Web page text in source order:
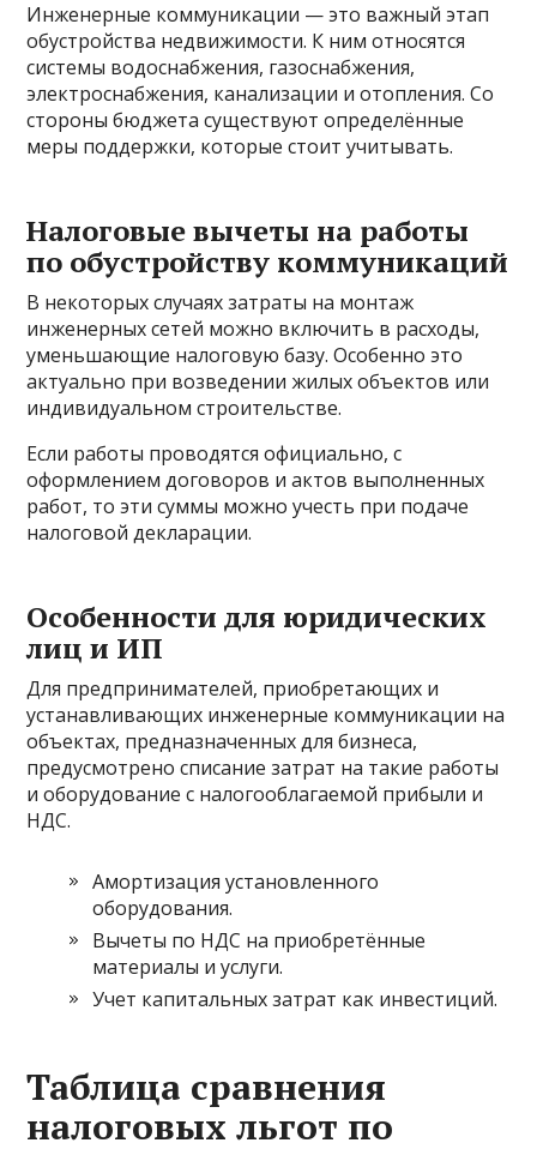
Инженерные коммуникации — это важный этап
обустройства недвижимости. К ним относятся
системы водоснабжения, газоснабжения,
электроснабжения, канализации и отопления. Со
стороны бюджета существуют определённые
меры поддержки, которые стоит учитывать.
Налоговые вычеты на работы
по обустройству коммуникаций
В некоторых случаях затраты на монтаж
инженерных сетей можно включить в расходы,
уменьшающие налоговую базу. Особенно это
актуально при возведении жилых объектов или
индивидуальном строительстве.
Если работы проводятся официально, с
оформлением договоров и актов выполненных
работ, то эти суммы можно учесть при подаче
налоговой декларации.
Особенности для юридических
лиц и ИП
Для предпринимателей, приобретающих и
устанавливающих инженерные коммуникации на
объектах, предназначенных для бизнеса,
предусмотрено списание затрат на такие работы
и оборудование с налогооблагаемой прибыли и
НДС.
Амортизация установленного
оборудования.
Вычеты по НДС на приобретённые
материалы и услуги.
Учет капитальных затрат как инвестиций.
Таблица сравнения
налоговых льгот по